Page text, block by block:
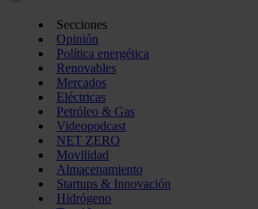
Secciones
Opinión
Política energética
Renovables
Mercados
Eléctricas
Petróleo & Gas
Videopodcast
NET ZERO
Movilidad
Almacenamiento
Startups & Innovación
Hidrógeno